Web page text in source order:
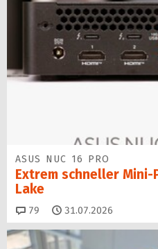
ASUS NUC 16 PRO
Extrem schneller
Lake
79 Kommentare
31.07.2026